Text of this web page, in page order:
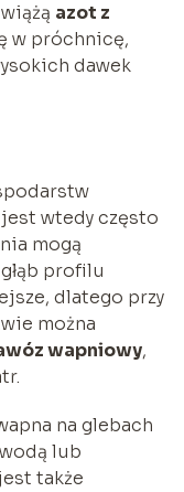
azot z
w próchnicę,
dawek
wtedy często
mogą
profilu
dlatego przy
można
wapniowy,
na glebach
lub
także